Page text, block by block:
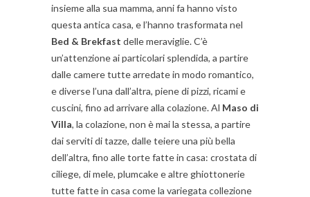
insieme alla sua mamma, anni fa hanno visto
questa antica casa, e l’hanno trasformata nel
Bed & Brekfast delle meraviglie. C’è
un’attenzione ai particolari splendida, a partire
dalle camere tutte arredate in modo romantico,
e diverse l’una dall’altra, piene di pizzi, ricami e
cuscini, fino ad arrivare alla colazione. Al Maso di
Villa, la colazione, non è mai la stessa, a partire
dai serviti di tazze, dalle teiere una più bella
dell’altra, fino alle torte fatte in casa: crostata di
ciliege, di mele, plumcake e altre ghiottonerie
tutte fatte in casa come la variegata collezione